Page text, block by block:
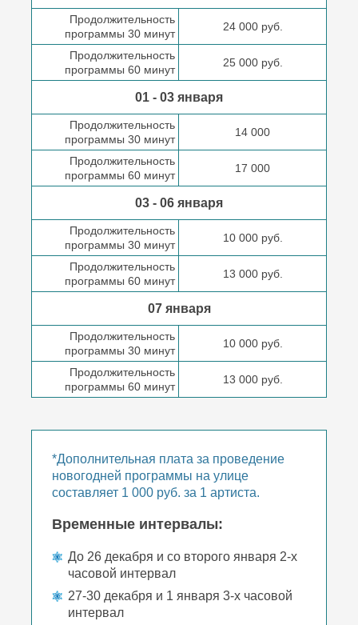
Продолжительность
программы 30 минут
24 000 руб.
Продолжительность
программы 60 минут
25 000 руб.
01 - 03 января
Продолжительность
программы 30 минут
14 000
Продолжительность
программы 60 минут
17 000
03 - 06 января
Продолжительность
программы 30 минут
10 000 руб.
Продолжительность
программы 60 минут
13 000 руб.
07 января
Продолжительность
программы 30 минут
10 000 руб.
Продолжительность
программы 60 минут
13 000 руб.
*Дополнительная плата за проведение
новогодней программы на улице
составляет 1 000 руб. за 1 артиста.
Временные интервалы:
До 26 декабря и со второго января 2-х
часовой интервал
27-30 декабря и 1 января 3-х часовой
интервал